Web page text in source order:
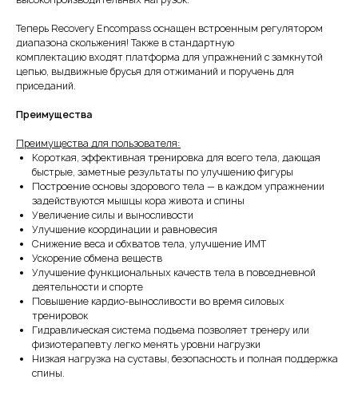
Теперь Recovery Encompass оснащен встроенным регулятором
диапазона скольжения! Также в стандартную
комплектацию входят платформа для упражнений с замкнутой
цепью, выдвижные брусья для отжиманий и поручень для
приседаний.
Преимущества
Преимущества для пользователя:
Короткая, эффективная тренировка для всего тела, дающая
быстрые, заметные результаты по улучшению фигуры
Построение основы здорового тела — в каждом упражнении
задействуются мышцы кора живота и спины
Увеличение силы и выносливости
Улучшение координации и равновесия
Снижение веса и обхватов тела, улучшение ИМТ
Ускорение обмена веществ
Улучшение функциональных качеств тела в повседневной
деятельности и спорте
Повышение кардио-выносливости во время силовых
тренировок
Гидравлическая система подъема позволяет тренеру или
физиотерапевту легко менять уровни нагрузки
Низкая нагрузка на суставы, безопасность и полная поддержка
спины.